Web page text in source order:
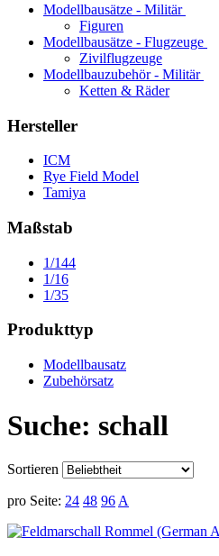
Modellbausätze - Militär
Figuren
Modellbausätze - Flugzeuge
Zivilflugzeuge
Modellbauzubehör - Militär
Ketten & Räder
Hersteller
ICM
Rye Field Model
Tamiya
Maßstab
1/144
1/16
1/35
Produkttyp
Modellbausatz
Zubehörsatz
Suche: schall
Sortieren
pro Seite: 24 48 96 A